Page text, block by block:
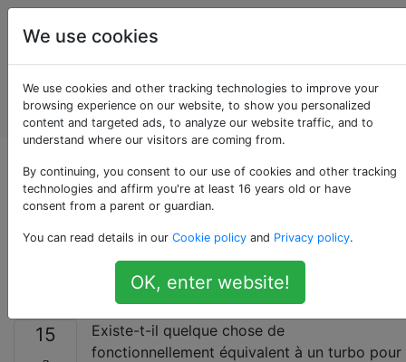
Entretien et
réparation
de
véhicules
automobiles
Account
Équivalent turbo sur
les moteurs
électriques
15
Existe-t-il quelque chose de
fonctionnellement équivalent à un turbo pour
We use cookies
We use cookies and other tracking technologies to improve your
browsing experience on our website, to show you personalized
content and targeted ads, to analyze our website traffic, and to
understand where our visitors are coming from.
By continuing, you consent to our use of cookies and other tracking
technologies and affirm you're at least 16 years old or have
consent from a parent or guardian.
You can read details in our Cookie policy and Privacy policy.
OK, enter website!